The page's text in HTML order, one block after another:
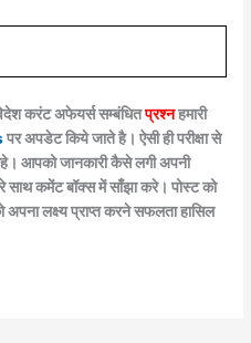
करंट अफेयर्स सम्बंधितप्रश्नहमारी
पर अपडेट किये जाते है। ऐसी ही परीक्षा से
आपको जानकारी कैसे लगी अपनी
साथ कमेंट बॉक्स में साँझा करे। पोस्ट को
लक्ष्य प्राप्त करने सफलता हासिल